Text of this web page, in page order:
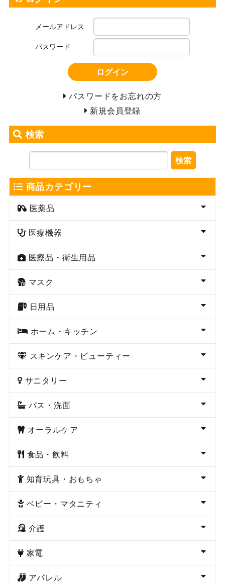
メールアドレス
パスワード
ログイン
パスワードをお忘れの方
新規会員登録
検索
検索
商品カテゴリー
医薬品
医療機器
医療品・衛生用品
マスク
日用品
ホーム・キッチン
スキンケア・ビューティー
サニタリー
バス・洗面
オーラルケア
食品・飲料
知育玩具・おもちゃ
ベビー・マタニティ
介護
家電
アパレル